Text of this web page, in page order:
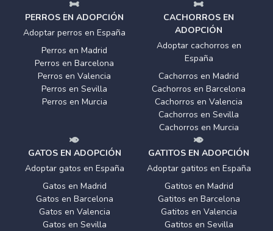
PERROS EN ADOPCIÓN
Adoptar perros en España
Perros en Madrid
Perros en Barcelona
Perros en Valencia
Perros en Sevilla
Perros en Murcia
CACHORROS EN
ADOPCIÓN
Adoptar cachorros en
España
Cachorros en Madrid
Cachorros en Barcelona
Cachorros en Valencia
Cachorros en Sevilla
Cachorros en Murcia
GATOS EN ADOPCIÓN
Adoptar gatos en España
Gatos en Madrid
Gatos en Barcelona
Gatos en Valencia
Gatos en Sevilla
GATITOS EN ADOPCIÓN
Adoptar gatitos en España
Gatitos en Madrid
Gatitos en Barcelona
Gatitos en Valencia
Gatitos en Sevilla